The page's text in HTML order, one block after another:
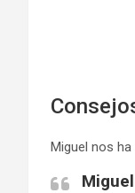
Miguel nos